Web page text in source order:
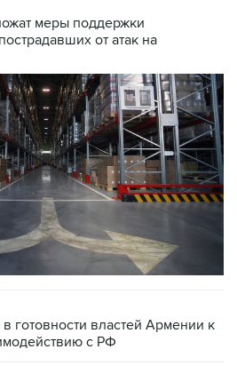
меры поддержки
от атак на
готовности властей Армении к
с РФ